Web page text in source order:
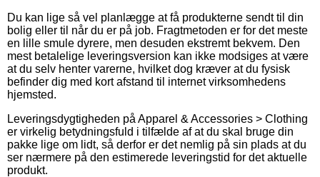
Du kan lige så vel planlægge at få produkterne sendt til din
bolig eller til når du er på job. Fragtmetoden er for det meste
en lille smule dyrere, men desuden ekstremt bekvem. Den
mest betalelige leveringsversion kan ikke modsiges at være
at du selv henter varerne, hvilket dog kræver at du fysisk
befinder dig med kort afstand til internet virksomhedens
hjemsted.
Leveringsdygtigheden på Apparel & Accessories > Clothing
er virkelig betydningsfuld i tilfælde af at du skal bruge din
pakke lige om lidt, så derfor er det nemlig på sin plads at du
ser nærmere på den estimerede leveringstid for det aktuelle
produkt.